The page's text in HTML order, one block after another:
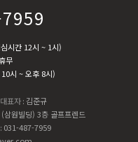
시간 12시 ~ 1시)
무
시 ~ 오후 8시)
표자 : 김준규
삼원빌딩) 3층 골프프렌드
: 031-487-7959